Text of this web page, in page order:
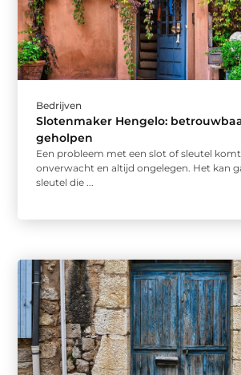
Bedrijven
Slotenmaker Hengelo:
geholpen
Een probleem met een slot of sleutel
onverwacht en altijd ongelegen. Het kan
sleutel die ...